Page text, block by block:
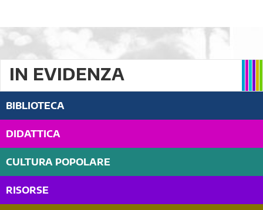
IN EVIDENZA
BIBLIOTECA
DIDATTICA
CULTURA POPOLARE
RISORSE